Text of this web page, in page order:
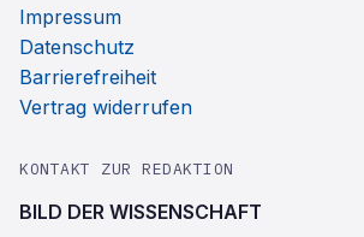
Impressum
Datenschutz
Barrierefreiheit
Vertrag widerrufen
KONTAKT ZUR REDAKTION
BILD DER WISSENSCHAFT